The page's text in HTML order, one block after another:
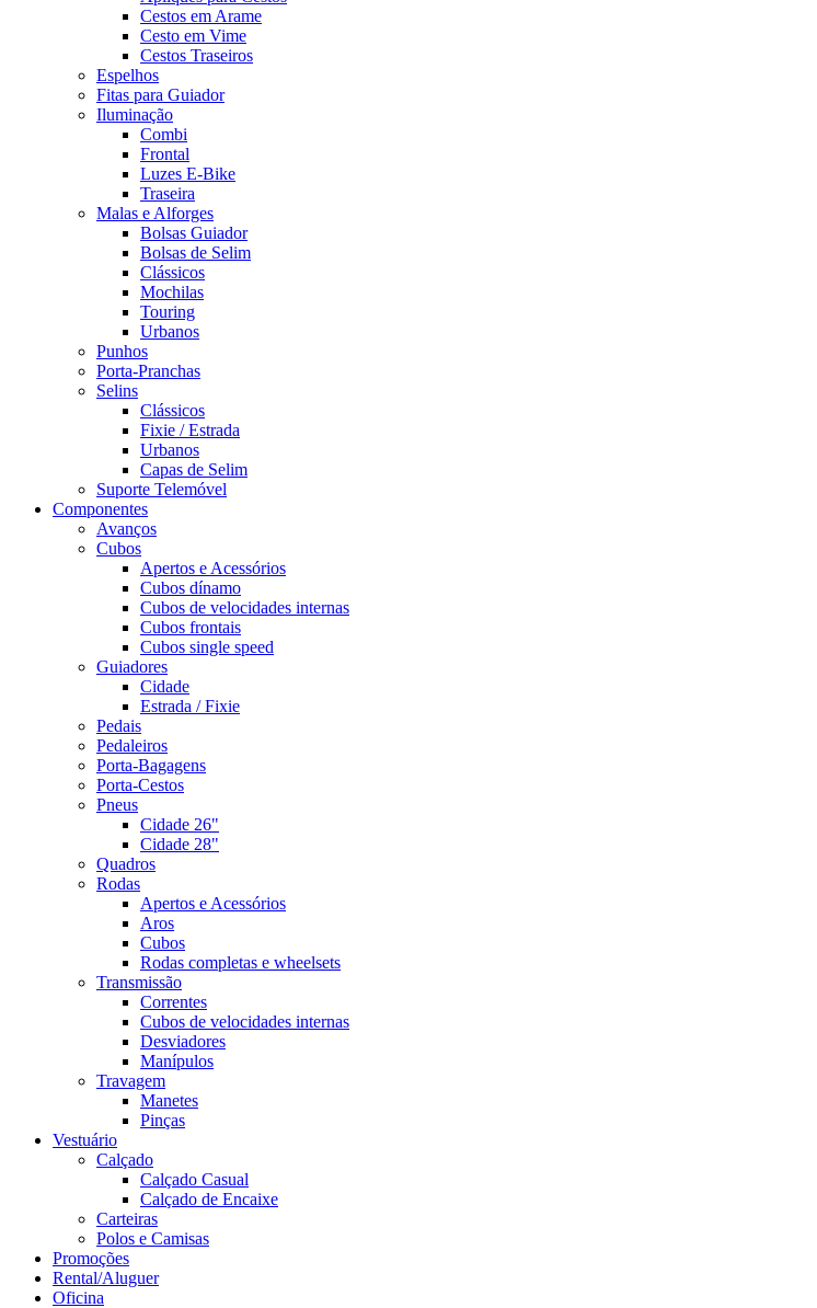
Cestos em Arame
Cesto em Vime
Cestos Traseiros
Espelhos
Fitas para Guiador
Iluminação
Combi
Frontal
Luzes E-Bike
Traseira
Malas e Alforges
Bolsas Guiador
Bolsas de Selim
Clássicos
Mochilas
Touring
Urbanos
Punhos
Porta-Pranchas
Selins
Clássicos
Fixie / Estrada
Urbanos
Capas de Selim
Suporte Telemóvel
Componentes
Avanços
Cubos
Apertos e Acessórios
Cubos dínamo
Cubos de velocidades internas
Cubos frontais
Cubos single speed
Guiadores
Cidade
Estrada / Fixie
Pedais
Pedaleiros
Porta-Bagagens
Porta-Cestos
Pneus
Cidade 26"
Cidade 28"
Quadros
Rodas
Apertos e Acessórios
Aros
Cubos
Rodas completas e wheelsets
Transmissão
Correntes
Cubos de velocidades internas
Desviadores
Manípulos
Travagem
Manetes
Pinças
Vestuário
Calçado
Calçado Casual
Calçado de Encaixe
Carteiras
Polos e Camisas
Promoções
Rental/Aluguer
Oficina